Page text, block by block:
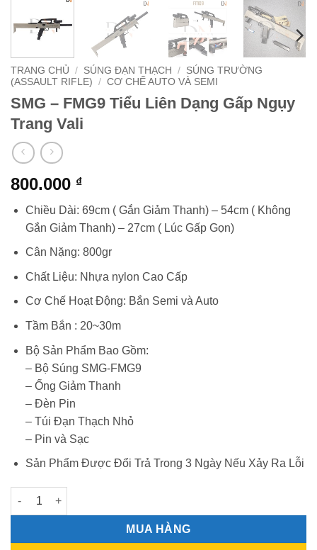
TRANG CHỦ / SÚNG ĐẠN THẠCH / SÚNG TRƯỜNG
(ASSAULT RIFLE)
/ CƠ CHẾ AUTO VÀ SEMI
SMG – FMG9 Tiểu Liên Dạng Gấp Ngụy
Trang Vali
800.000 ₫
Chiều Dài: 69cm ( Gắn Giảm Thanh) – 54cm ( Không
Gắn Giảm Thanh) – 27cm ( Lúc Gấp Gọn)
Cân Nặng: 800gr
Chất Liệu: Nhựa nylon Cao Cấp
Cơ Chế Hoạt Động: Bắn Semi và Auto
Tầm Bắn : 20~30m
Bộ Sản Phẩm Bao Gồm:
– Bộ Súng SMG-FMG9
– Ống Giảm Thanh
– Đèn Pin
– Túi Đạn Thạch Nhỏ
– Pin và Sạc
Sản Phẩm Được Đổi Trả Trong 3 Ngày Nếu Xảy Ra Lỗi
SMG - FMG9 Tiểu Liên Dạng Gấp Ngụy Trang Vali số lượng
MUA HÀNG